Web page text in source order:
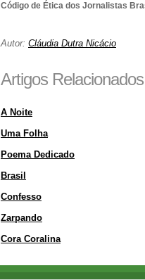
Código de Ética dos Jornalistas
Autor: Cláudia Dutra Nicácio
Artigos Relacionados
A Noite
Uma Folha
Poema Dedicado
Brasil
Confesso
Zarpando
Cora Coralina